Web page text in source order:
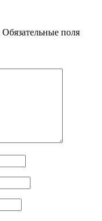
Обязательные поля